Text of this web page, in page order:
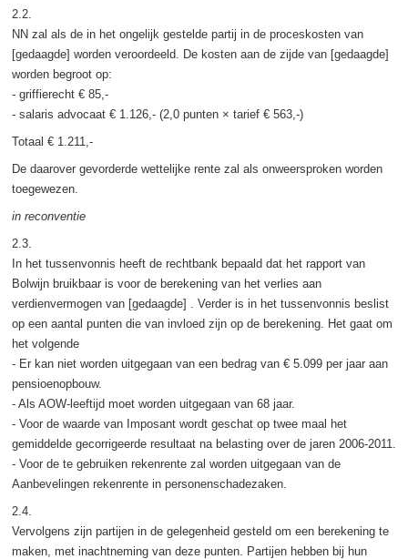
2.2.
NN zal als de in het ongelijk gestelde partij in de proceskosten van
[gedaagde] worden veroordeeld. De kosten aan de zijde van [gedaagde]
worden begroot op:
- griffierecht € 85,-
- salaris advocaat € 1.126,- (2,0 punten × tarief € 563,-)
Totaal € 1.211,-
De daarover gevorderde wettelijke rente zal als onweersproken worden
toegewezen.
in reconventie
2.3.
In het tussenvonnis heeft de rechtbank bepaald dat het rapport van
Bolwijn bruikbaar is voor de berekening van het verlies aan
verdienvermogen van [gedaagde] . Verder is in het tussenvonnis beslist
op een aantal punten die van invloed zijn op de berekening. Het gaat om
het volgende
- Er kan niet worden uitgegaan van een bedrag van € 5.099 per jaar aan
pensioenopbouw.
- Als AOW-leeftijd moet worden uitgegaan van 68 jaar.
- Voor de waarde van Imposant wordt geschat op twee maal het
gemiddelde gecorrigeerde resultaat na belasting over de jaren 2006-2011.
- Voor de te gebruiken rekenrente zal worden uitgegaan van de
Aanbevelingen rekenrente in personenschadezaken.
2.4.
Vervolgens zijn partijen in de gelegenheid gesteld om een berekening te
maken, met inachtneming van deze punten. Partijen hebben bij hun